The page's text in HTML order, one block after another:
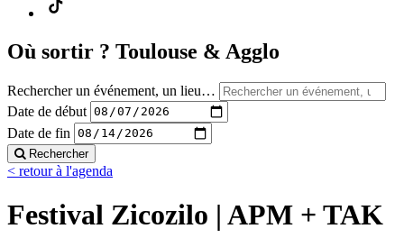
Où sortir ? Toulouse & Agglo
Rechercher un événement, un lieu…
Date de début
Date de fin
Rechercher
< retour à l'agenda
Festival Zicozilo | APM + TAK